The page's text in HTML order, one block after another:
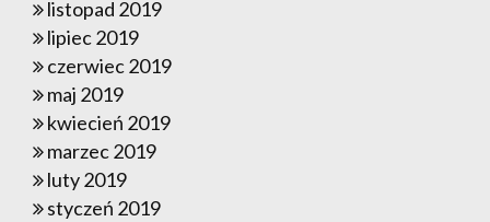
listopad 2019
lipiec 2019
czerwiec 2019
maj 2019
kwiecień 2019
marzec 2019
luty 2019
styczeń 2019